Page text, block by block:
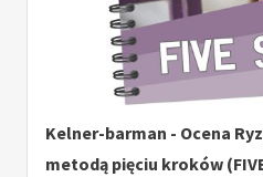
Kelner-barman - Ocena
metodą pięciu kroków